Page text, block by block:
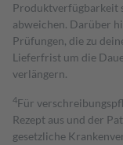
Produktverfügbarkeit
abweichen. Darüber
Prüfungen, die zu
Lieferfrist um die
verlängern.
4Für
Rezept aus und der
gesetzliche